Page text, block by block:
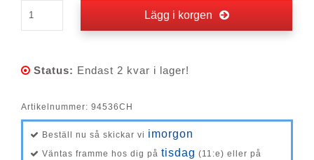
Lägg i korgen
Status: Endast 2 kvar i lager!
Artikelnummer: 94536CH
Beställ nu så skickar vi imorgon
Väntas framme hos dig på tisdag (11:e) eller på